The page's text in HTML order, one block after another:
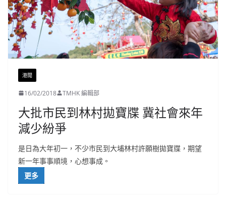
港聞
16/02/2018 TMHK 編輯部
大批市民到林村拋寶牒 冀社會來年
減少紛爭
是日為大年初一，不少市民到大埔林村許願樹拋寶牒，期望
新一年事事順境，心想事成。
更多